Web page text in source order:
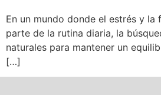
En un mundo donde el estrés y la
parte de la rutina diaria, la
naturales para mantener un
[…]